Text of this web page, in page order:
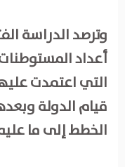
وترصد الدراسة
أعداد
التي اعتمدت
قيام الدولة
الخطط إلى ما